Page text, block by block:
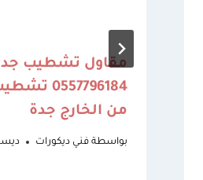
مقاول تشطيب
من الخارج جدة
بواسطة فني ديكورات ديسمبر